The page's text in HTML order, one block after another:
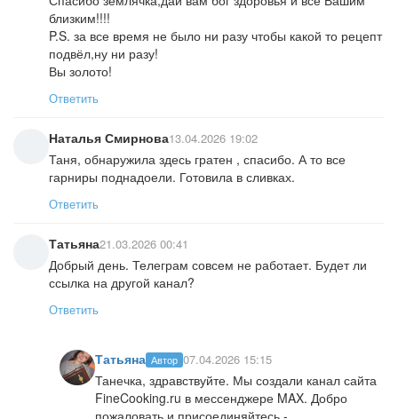
близким!!!!
P.S. за все время не было ни разу чтобы какой то рецепт
подвёл,ну ни разу!
Вы золото!
Ответить
Наталья Смирнова13.04.2026 19:02
Таня, обнаружила здесь гратен , спасибо. А то все
гарниры поднадоели. Готовила в сливках.
Ответить
Татьяна21.03.2026 00:41
Добрый день. Телеграм совсем не работает. Будет ли
ссылка на другой канал?
Ответить
Татьяна Автор 07.04.2026 15:15
Танечка, здравствуйте. Мы создали канал сайта
FineCooking.ru в мессенджере MAX. Добро
пожаловать и присоединяйтесь -